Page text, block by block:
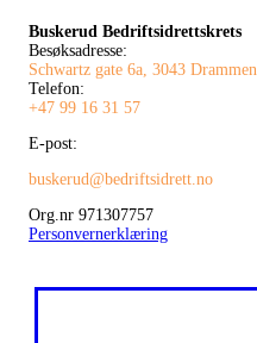
Buskerud Bedriftsidrettskrets
Besøksadresse:
Schwartz gate 6a, 3043 Drammen.
Telefon:
+47 99 16 31 57
E-post:
buskerud@bedriftsidrett.no
Org.nr 971307757
Personvernerklæring